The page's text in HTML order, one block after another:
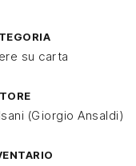
su carta
(Giorgio Ansaldi)